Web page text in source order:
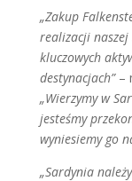
„Zakup
realizacji
kluczowych
destynacjach” –
„Wierzymy w
jesteśmy
wyniesiemy go
„Sardynia